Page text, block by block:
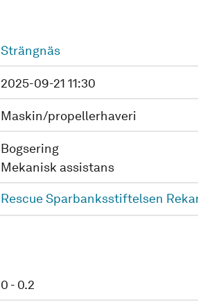
Strängnäs
2025-09-21 11:30
Maskin/propellerhaveri
Bogsering
Mekanisk assistans
Rescue Sparbanksstiftelsen
0 - 0.2